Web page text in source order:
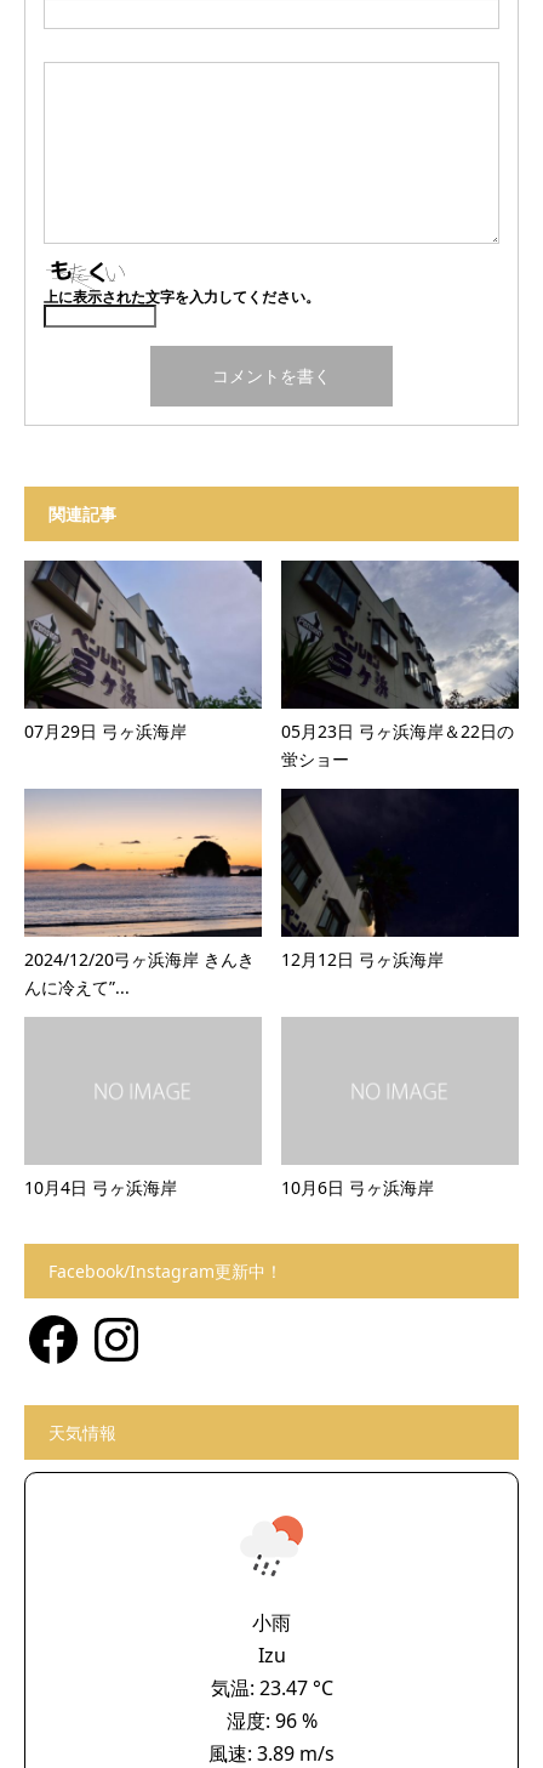
上に表示された文字を入力してください。
関連記事
07月29日 弓ヶ浜海岸
05月23日 弓ヶ浜海岸＆22日の
蛍ショー
2024/12/20弓ヶ浜海岸 きんき
んに冷えて”...
12月12日 弓ヶ浜海岸
10月4日 弓ヶ浜海岸 10月6日 弓ヶ浜海岸
Facebook/Instagram更新中！
FacebookInstagram
天気情報
小雨
Izu
気温: 23.47 °C
湿度: 96 %
風速: 3.89 m/s